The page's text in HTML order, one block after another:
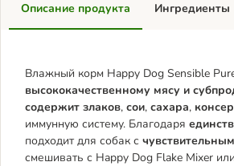
Описание продукта
Влажный корм Happy Dog Sensible
высококачественному мясу и
содержит злаков, сои, сахара,
иммунную систему. Благодаря
подходит для собак с
смешивать с Happy Dog Flake Mixer
Ингредиенты